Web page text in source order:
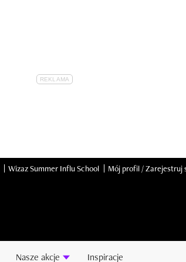
Wizaz Summer Influ School Mój profil / Zarejestruj
Nasze akcje Inspiracje